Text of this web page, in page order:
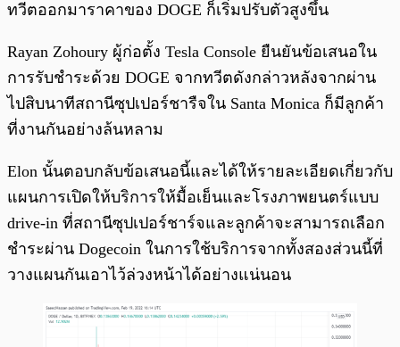
ทวีตออกมาราคาของ DOGE ก็เริ่มปรับตัวสูงขึ้น
Rayan Zohoury ผู้ก่อตั้ง Tesla Console ยืนยันข้อเสนอใน
การรับชำระด้วย DOGE จากทวีตดังกล่าวหลังจากผ่าน
ไปสิบนาทีสถานีซุปเปอร์ชารืจใน Santa Monica ก็มีลูกค้า
ที่งานกันอย่างล้นหลาม
Elon นั้นตอบกลับข้อเสนอนี้และได้ให้รายละเอียดเกี่ยวกับ
แผนการเปิดให้บริการให้มื้อเย็นและโรงภาพยนตร์แบบ
drive-in ที่สถานีซุปเปอร์ชาร์จและลูกค้าจะสามารถเลือก
ชำระผ่าน Dogecoin ในการใช้บริการจากทั้งสองส่วนนี้ที่
วางแผนกันเอาไว้ล่วงหน้าได้อย่างแน่นอน